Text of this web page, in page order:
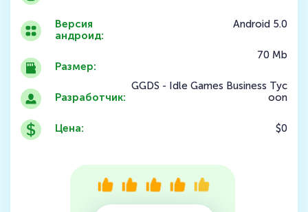
Версия
андроид:
Размер:
Разработчик:
Цена:
Android 5.0
70 Mb
GGDS - Idle Games Business Tyc
oon
$0